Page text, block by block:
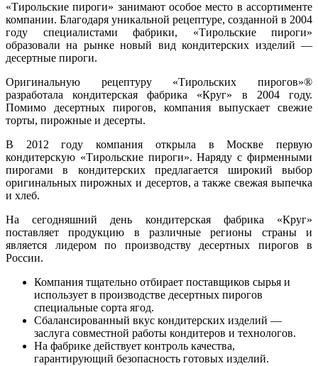
«Тирольские пироги» занимают особое место в ассортименте
компании. Благодаря уникальной рецептуре, созданной в 2004
году специалистами фабрики, «Тирольские пироги»
образовали на рынке новый вид кондитерских изделий —
десертные пироги.
Оригинальную рецептуру «Тирольских пирогов»®
разработала кондитерская фабрика «Круг» в 2004 году.
Помимо десертных пирогов, компания выпускает свежие
торты, пирожные и десерты.
В 2012 году компания открыла в Москве первую
кондитерскую «Тирольские пироги». Наряду с фирменными
пирогами в кондитерских предлагается широкий выбор
оригинальных пирожных и десертов, а также свежая выпечка
и хлеб.
На сегодняшний день кондитерская фабрика «Круг»
поставляет продукцию в различные регионы страны и
является лидером по производству десертных пирогов в
России.
Компания тщательно отбирает поставщиков сырья и
использует в производстве десертных пирогов
специальные сорта ягод.
Сбалансированный вкус кондитерских изделий —
заслуга совместной работы кондитеров и технологов.
На фабрике действует контроль качества,
гарантирующий безопасность готовых изделий.